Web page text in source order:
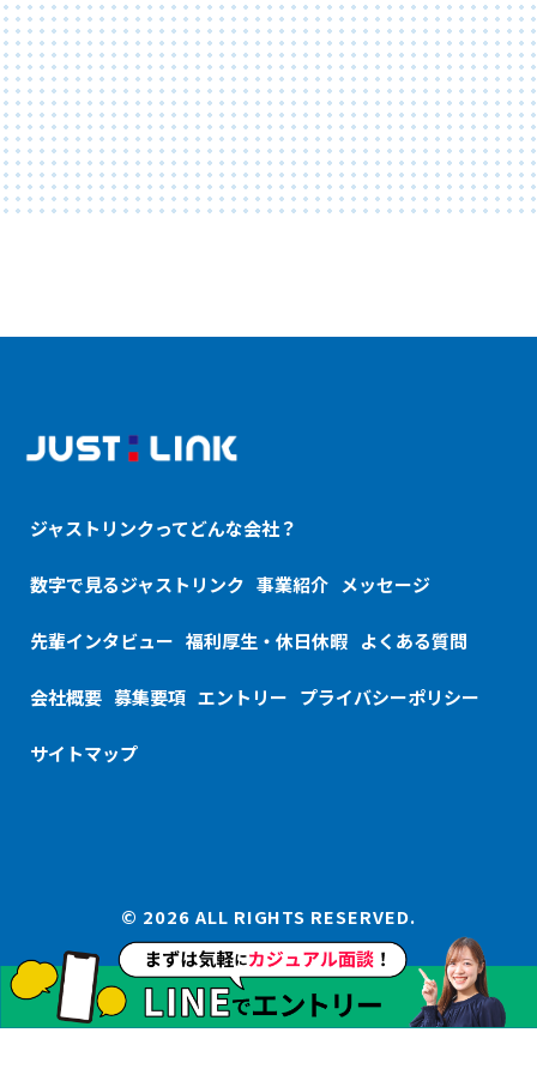
ジャストリンクってどんな会社？
数字で見るジャストリンク 事業紹介 メッセージ
先輩インタビュー 福利厚生・休日休暇 よくある質問
会社概要 募集要項 エントリー プライバシーポリシー
サイトマップ
© 2026 ALL RIGHTS RESERVED.